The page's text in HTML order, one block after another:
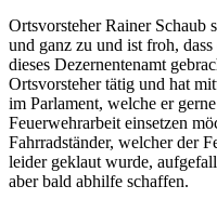
Ortsvorsteher Rainer
und ganz zu und ist froh,
dieses Dezernentenamt
Ortsvorsteher tätig und hat
im Parlament, welche er
Feuerwehrarbeit einsetzen
Fahrradständer, welcher der
leider geklaut wurde,
aber bald abhilfe schaffen.